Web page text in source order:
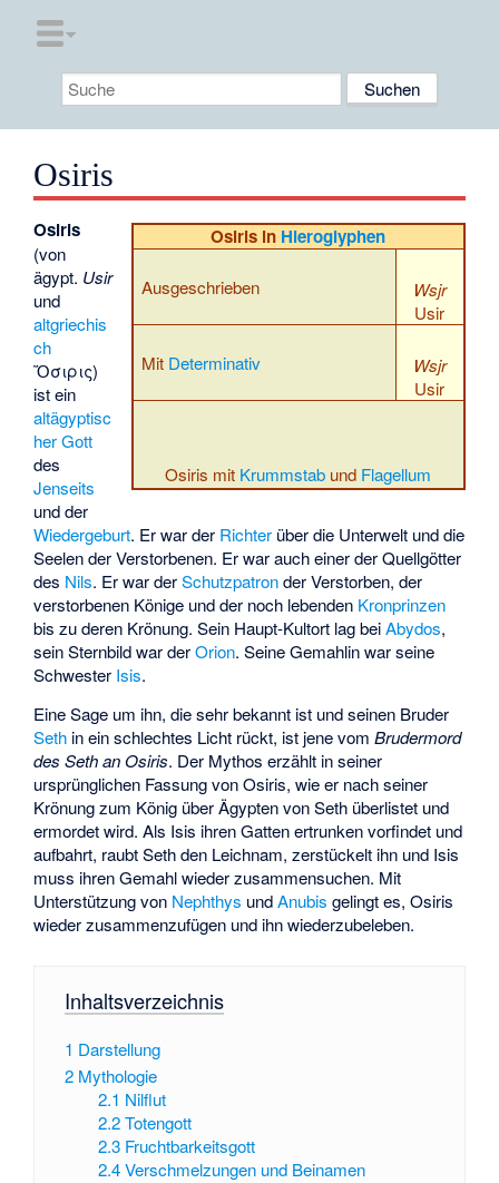
Osiris
Osiris in Hieroglyphen
Ausgeschrieben
Wsjr
Usir
Mit Determinativ
Wsjr
Usir
Osiris mit Krummstab und Flagellum
Osiris
(von
ägypt. Usir
und
altgriechis
ch
Ὄσιρις)
ist ein
altägyptisc
her Gott
des
Jenseits
und der
Wiedergeburt. Er war der Richter über die Unterwelt und die
Seelen der Verstorbenen. Er war auch einer der Quellgötter
des Nils. Er war derSchutzpatronder Verstorben, der
verstorbenen Könige und der noch lebenden Kronprinzen
bis zu deren Krönung. Sein Haupt-Kultort lag beiAbydos,
sein Sternbild war derOrion. Seine Gemahlin war seine
Schwester Isis.
Eine Sage um ihn, die sehr bekannt ist und seinen Bruder
Seth in ein schlechtes Licht rückt, ist jene vomBrudermord
des Seth an Osiris. Der Mythos erzählt in seiner
ursprünglichen Fassung von Osiris, wie er nach seiner
Krönung zum König über Ägypten von Seth überlistet und
ermordet wird. Als Isis ihren Gatten ertrunken vorfindet und
aufbahrt, raubt Seth den Leichnam, zerstückelt ihn und Isis
muss ihren Gemahl wieder zusammensuchen. Mit
Unterstützung von Nephthys undAnubis gelingt es, Osiris
wieder zusammenzufügen und ihn wiederzubeleben.
Inhaltsverzeichnis
1 Darstellung
2 Mythologie
2.1 Nilflut
2.2 Totengott
2.3 Fruchtbarkeitsgott
2.4 Verschmelzungen und Beinamen